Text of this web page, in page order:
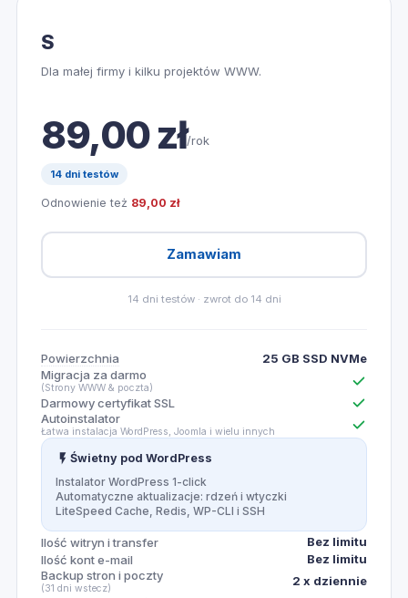
S
Dla małej firmy i kilku projektów WWW.
89,00 zł/rok
14 dni testów
Odnowienie też 89,00 zł
Zamawiam
14 dni testów · zwrot do 14 dni
Powierzchnia
25 GB SSD NVMe
Migracja za darmo
(Strony WWW & poczta)
Darmowy certyfikat SSL
Autoinstalator
Łatwa instalacja WordPress, Joomla i wielu innych
Świetny pod WordPress
Instalator WordPress 1-click
Automatyczne aktualizacje: rdzeń i wtyczki
LiteSpeed Cache, Redis, WP-CLI i SSH
Ilość witryn i transfer
Bez limitu
Ilość kont e-mail
Bez limitu
Backup stron i poczty
(31 dni wstecz)
2 x dziennie